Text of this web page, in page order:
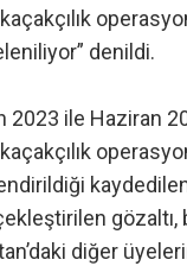
denildi.
2023 ile Haziran
gözaltı,
diğer